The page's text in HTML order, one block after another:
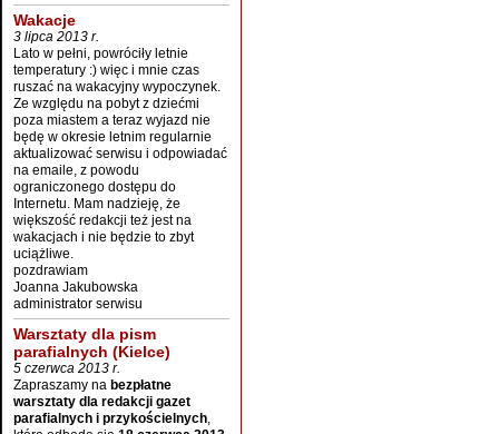
Wakacje
3 lipca 2013 r.
Lato w pełni, powróciły letnie
temperatury :) więc i mnie czas
ruszać na wakacyjny wypoczynek.
Ze względu na pobyt z dziećmi
poza miastem a teraz wyjazd nie
będę w okresie letnim regularnie
aktualizować serwisu i odpowiadać
na emaile, z powodu
ograniczonego dostępu do
Internetu. Mam nadzieję, że
większość redakcji też jest na
wakacjach i nie będzie to zbyt
uciążliwe.
pozdrawiam
Joanna Jakubowska
administrator serwisu
Warsztaty dla pism
parafialnych (Kielce)
5 czerwca 2013 r.
Zapraszamy na bezpłatne
warsztaty dla redakcji gazet
parafialnych i przykościelnych,